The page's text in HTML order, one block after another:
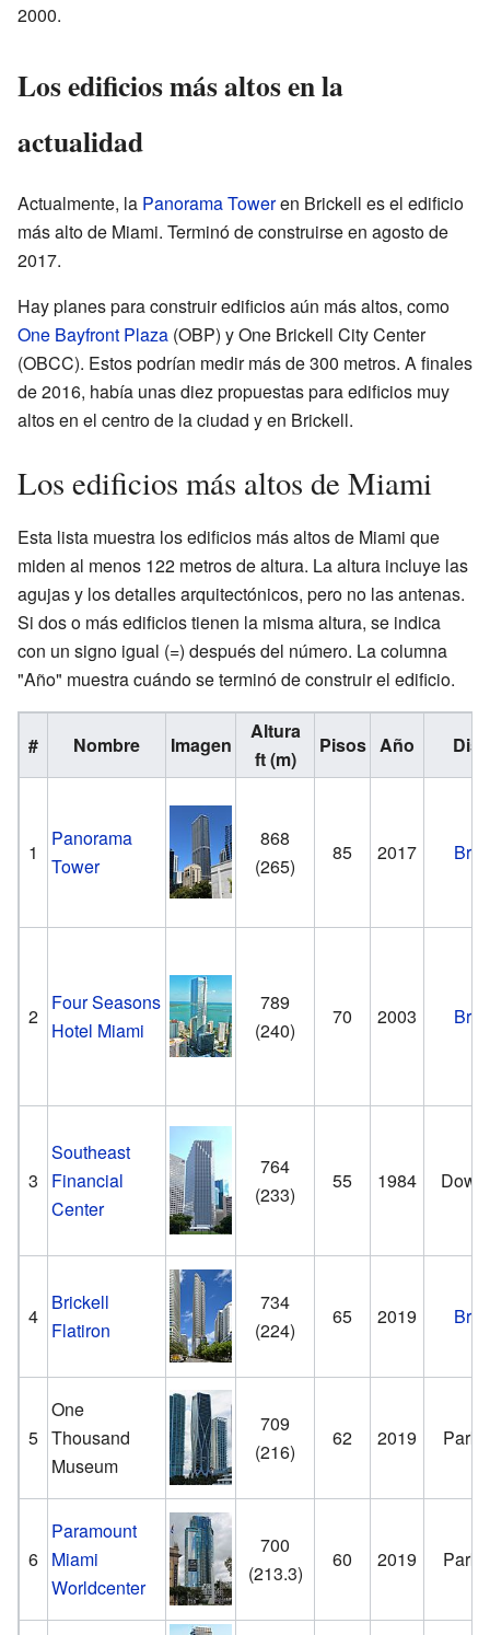
2000.
Los edificios más altos en la
actualidad
Actualmente, la Panorama Toweren Brickell es el edificio
más alto de Miami. Terminó de construirse en agosto de
2017.
Hay planes para construir edificios aún más altos, como
One Bayfront Plaza (OBP) y One Brickell City Center
(OBCC). Estos podrían medir más de 300 metros. A finales
de 2016, había unas diez propuestas para edificios muy
altos en el centro de la ciudad y en Brickell.
Los edificios más altos de Miami
Esta lista muestra los edificios más altos de Miami que
miden al menos 122 metros de altura. La altura incluye las
agujas y los detalles arquitectónicos, pero no las antenas.
Si dos o más edificios tienen la misma altura, se indica
con un signo igual (=) después del número. La columna
"Año" muestra cuándo se terminó de construir el edificio.
# Nombre Imagen
Altura
ft (m)
Pisos Año
1
Panorama
Tower
868
(265)
85 2017
2
Four Seasons
Hotel Miami
789
(240)
70 2003
3
Southeast
Financial
Center
764
(233)
55 1984
4
Brickell
Flatiron
734
(224)
65 2019
5
One
Thousand
Museum
709
(216)
62 2019 Park
6
Paramount
Miami
Worldcenter
700
(213.3)
60 2019 Park